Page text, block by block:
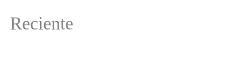
Reciente